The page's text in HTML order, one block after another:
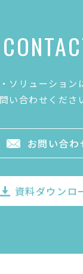
ソリューション
問い合わせくださ
お問い合わ
資料ダウンロ